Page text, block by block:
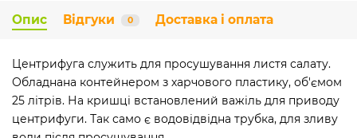
Опис Відгуки 0 Доставка і оплата
Центрифуга служить для просушування листя салату.
Обладнана контейнером з харчового пластику, об'ємом
25 літрів. На кришці встановлений важіль для приводу
центрифуги. Так само є водовідвідна трубка, для зливу